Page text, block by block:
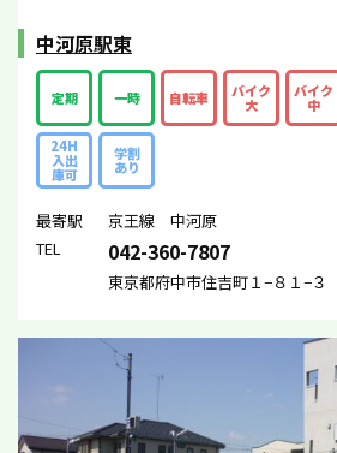
中河原駅東
定期 一時 自転車 バイク
大
バイク
中
24H
入出
庫可
学割
あり
最寄駅
京王線 中河原
TEL
042-360-7807
東京都府中市住吉町１−８１−３